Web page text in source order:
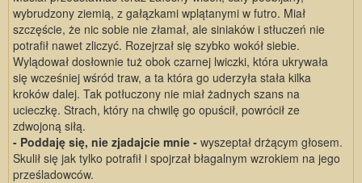
wybrudzony ziemią, z gałązkami wplątanymi w futro. Miał
szczęście, że nic sobie nie złamał, ale siniaków i stłuczeń nie
potrafił nawet zliczyć. Rozejrzał się szybko wokół siebie.
Wylądował dosłownie tuż obok czarnej lwiczki, która ukrywała
się wcześniej wśród traw, a ta która go uderzyła stała kilka
kroków dalej. Tak potłuczony nie miał żadnych szans na
ucieczkę. Strach, który na chwilę go opuścił, powrócił ze
zdwojoną siłą.
- Poddaję się, nie zjadajcie mnie - wyszeptał drżącym głosem.
Skulił się jak tylko potrafił i spojrzał błagalnym wzrokiem na jego
prześladowców.